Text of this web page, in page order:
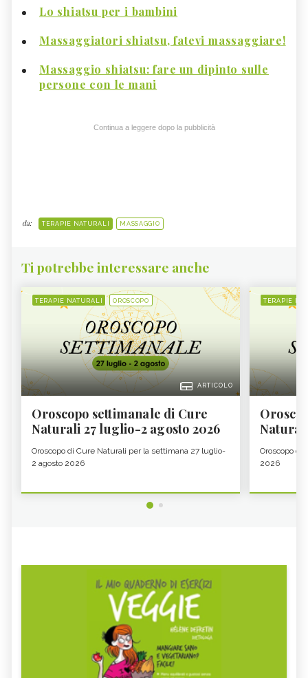
Lo shiatsu per i bambini
Massaggiatori shiatsu, fatevi massaggiare!
Massaggio shiatsu: fare un dipinto sulle
persone con le mani
Continua a leggere dopo la pubblicità
da: TERAPIE NATURALI MASSAGGIO
Ti potrebbe interessare anche
TERAPIE NATURALI OROSCOPO
ARTICOLO
Oroscopo settimanale di Cure
Naturali 27 luglio-2 agosto 2026
Oroscopo di Cure Naturali per la settimana 27 luglio-
2 agosto 2026
TERAPIE
Oroscopo di
2026